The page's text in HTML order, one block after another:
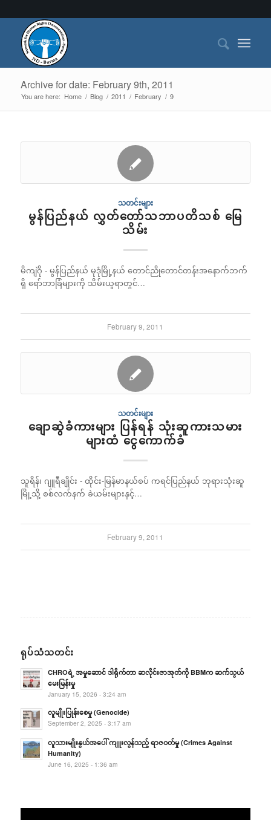
Archive for date: February 9th, 2011
You are here: Home / Blog / 2011 / February / 9
သတင်းများ
မွန်ပြည်နယ် လွှတ်တော်သဘာပတိသစ် မြေ
သိမ်း
မိကျဲဂို - မွန်ပြည်နယ် မုဒုံမြို့နယ် တောင်ညိုတောင်တန်းအနောက်ဘက်
ရှိ ရော်ဘာခြံများကို သိမ်းယူရာတွင်…
February 9, 2011
သတင်းများ
ချောဆွဲခံကားများ ပြန်ရန် သုံးဆူကားသမား
များထံ ငွေကောက်ခံ
သူရိန်၊ ဂျူရီချိုင်း - ထိုင်း-မြန်မာနယ်စပ် ကရင်ပြည်နယ် ဘုရားသုံးဆူ
မြို့သို့ စစ်လက်နက် ခဲယမ်းများနှင့်…
February 9, 2011
ရုပ်သံသတင်း
CHROရဲ့ အမှုဆောင် ဒါရိုက်တာ ဆလိုင်းဇာအုတ်ကို BBMက ဆက်သွယ်
မေးမြန်းမှု
January 15, 2026 - 3:24 am
လူမျိုးပြုန်းစေမှု (Genocide)
September 2, 2025 - 3:17 am
လူသားမျိုးနွယ်အပေါ် ကျူးလွန်သည့် ရာဇဝတ်မှု (Crimes Against
Humanity)
June 16, 2025 - 1:36 am